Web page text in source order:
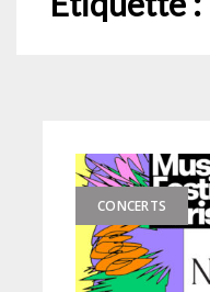
CONCERTS